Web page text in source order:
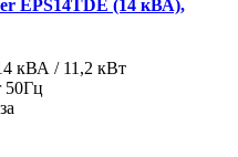
EPS14TDE (14 кВА),
кВА / 11,2 кВт
50Гц